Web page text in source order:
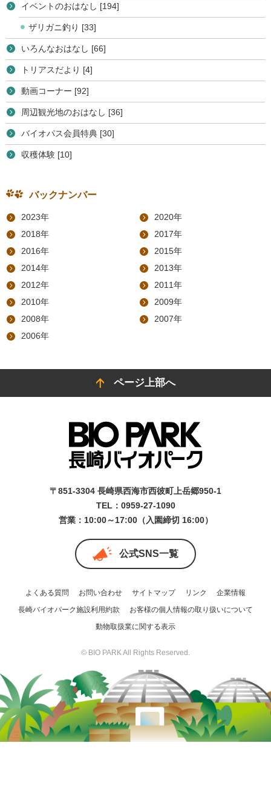
イベントのおはなし [194]
ザリガニ釣り [33]
いろんなおはなし [66]
トリアスだより [4]
動画コーナー [92]
周辺観光地のおはなし [36]
バイオパス会員特典 [30]
収穫体験 [10]
バックナンバー
2023年
2020年
2018年
2017年
2016年
2015年
2014年
2013年
2012年
2011年
2010年
2009年
2008年
2007年
2006年
ページ上部へ
〒851-3304 長崎県西海市西彼町上岳郷950-1
TEL：0959-27-1090
営業：10:00～17:00（入園締切 16:00）
公式SNS一覧
よくある質問 お問い合わせ サイトマップ リンク
企業情報
長崎バイオパーク施設利用約款
お客様の個人情報の取り扱いについて
動物取扱業に関する表示
© BIO PARK All Rights Reserved.